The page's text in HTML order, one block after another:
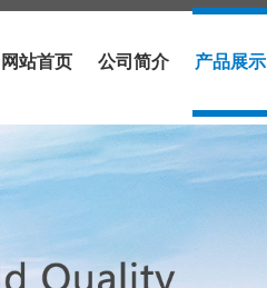
网站首页 公司简介 产品展示